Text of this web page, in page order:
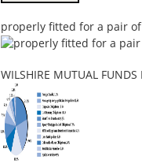
properly fitted for a pair of
WILSHIRE MUTUAL